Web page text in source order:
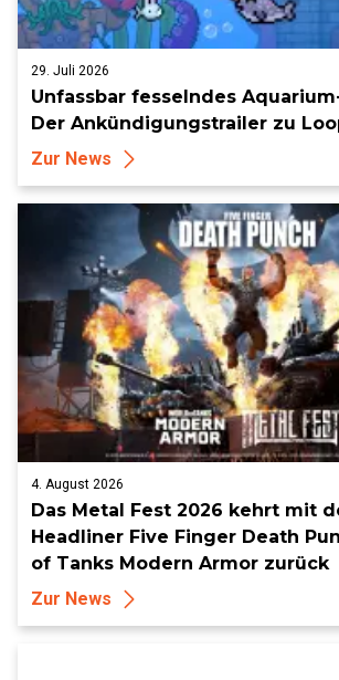
29. Juli 2026
Unfassbar fesselndes
Der Ankündigungstrailer zu
Zur News
4. August 2026
Das Metal Fest 2026 kehrt mit
Headliner Five Finger Death
of Tanks Modern Armor zurück
Zur News